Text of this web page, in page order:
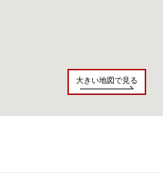
大きい地図で見る